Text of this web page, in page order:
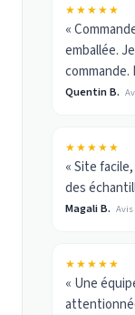
★★★★★
«
emballée.
commande.
Quentin B.
★★★★★
« Site
des
Magali B. Avis
★★★★★
« Une